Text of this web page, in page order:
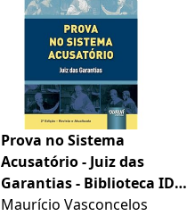
Prova no Sistema
Acusatório - Juiz das
Garantias - Biblioteca IDP -
Juruá
Maurício Vasconcelos